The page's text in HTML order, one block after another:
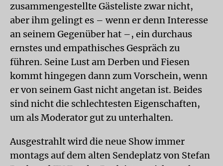
zusammengestellte Gästeliste zwar nicht,
aber ihm gelingt es – wenn er denn Interesse
an seinem Gegenüber hat –, ein durchaus
ernstes und empathisches Gespräch zu
führen. Seine Lust am Derben und Fiesen
kommt hingegen dann zum Vorschein, wenn
er von seinem Gast nicht angetan ist. Beides
sind nicht die schlechtesten Eigenschaften,
um als Moderator gut zu unterhalten.
Ausgestrahlt wird die neue Show immer
montags auf dem alten Sendeplatz von Stefan